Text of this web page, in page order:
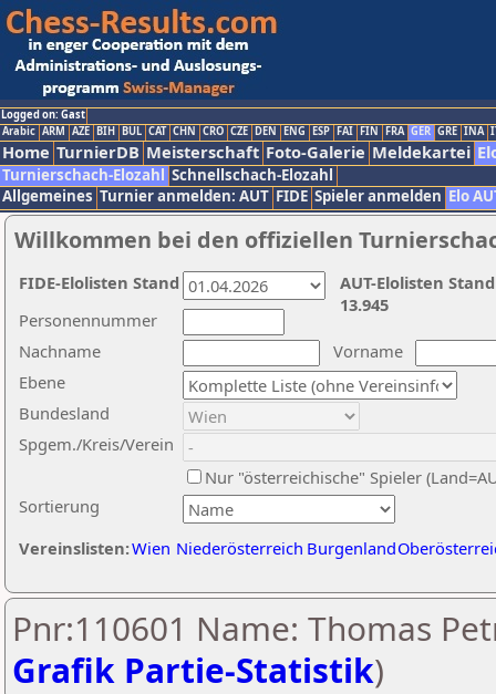
Logged on: Gast
Arabic ARM AZE BIH BUL CAT CHN CRO CZE DEN ENG ESP FAI FIN FRA GER GRE INA
Home TurnierDB Meisterschaft Foto-Galerie Meldekartei
Turnierschach-Elozahl Schnellschach-Elozahl
Allgemeines Turnier anmelden: AUT FIDE Spieler anmelden Elo
Willkommen bei den offiziellen
Nachname
Vorname
Ebene
Sortierung
Personennummer
Bundesland
Spgem./Kreis/Verein
Nur "österreichische" Spieler
Vereinslisten:Wien Niederösterreich Burgenland
AUT-Elolisten
13.945
FIDE-Elolisten Stand
Pnr:110601 Name: Thomas
Grafik Partie-Statistik)